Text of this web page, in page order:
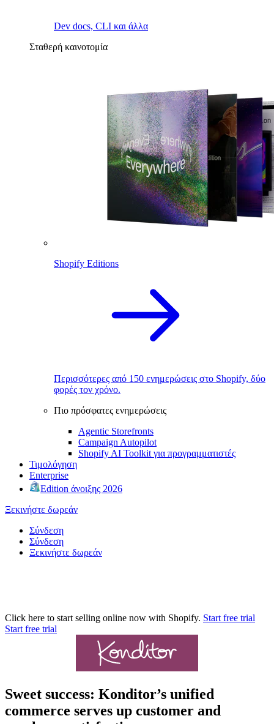
Dev docs, CLI και άλλα
Σταθερή καινοτομία
Shopify Editions
Περισσότερες από 150 ενημερώσεις στο Shopify, δύο
φορές τον χρόνο.
Πιο πρόσφατες ενημερώσεις
Agentic Storefronts
Campaign Autopilot
Shopify AI Toolkit για προγραμματιστές
Τιμολόγηση
Enterprise
Edition άνοιξης 2026
Ξεκινήστε δωρεάν
Σύνδεση
Σύνδεση
Ξεκινήστε δωρεάν
Click here to start selling online now with Shopify. Start free trial
Start free trial
Sweet success: Konditor’s unified
commerce serves up customer and